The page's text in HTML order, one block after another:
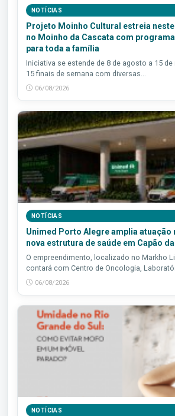
NOTÍCIAS
Projeto Moinho Cultural estreia
no Moinho da Cascata com
para toda a família
Iniciativa se estende de 8 de agosto a 15 de
15 finais de semana com diversas...
06/08/2026
NOTÍCIAS
Unimed Porto Alegre amplia atuação
nova estrutura de saúde em Capão
O empreendimento, localizado no Markho
contará com Centro de Oncologia,
06/08/2026
NOTÍCIAS